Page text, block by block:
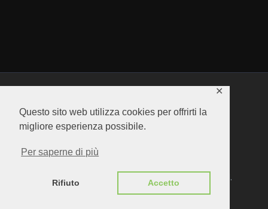
Questo sito web utilizza cookies per offrirti la
migliore esperienza possibile.
Per saperne di più
Rifiuto Accetto
✕
GDF HOTEL SRL - Via Columella 36 - 20128 Milano - P.I.
08702880967 -PRIVACY POLICY